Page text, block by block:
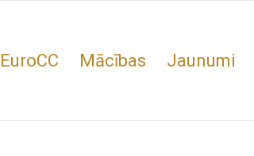
EuroCC Mācības Jaunumi